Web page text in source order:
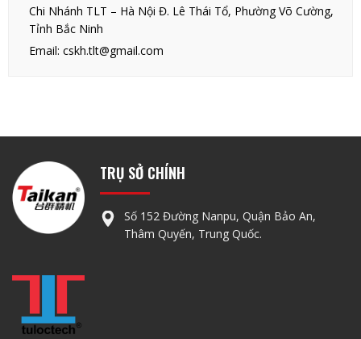
Chi Nhánh TLT – Hà Nội Đ. Lê Thái Tổ, Phường Võ Cường,
Tỉnh Bắc Ninh
Email: cskh.tlt@gmail.com
TRỤ SỞ CHÍNH
Số 152 Đường Nanpu, Quận Bảo An,
Thâm Quyến, Trung Quốc.